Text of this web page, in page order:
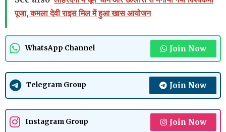
पूजा, कमला देवी राइस मिल में हुआ खास आयोजन
WhatsApp Channel Join Now
Telegram Group Join Now
Instagram Group Join Now